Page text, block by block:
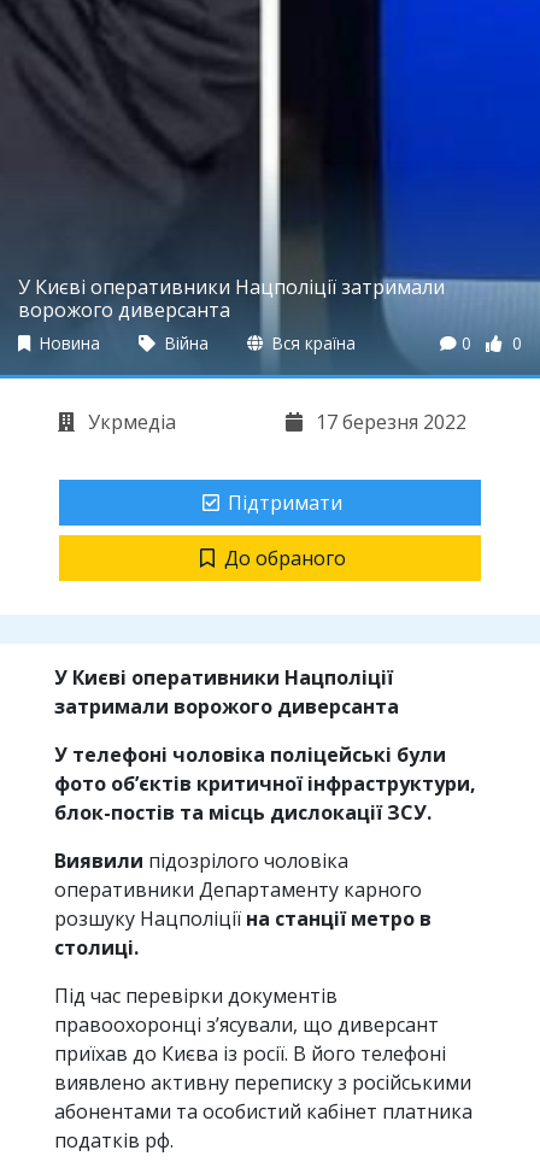
У Києві оперативники Нацполіції затримали
ворожого диверсанта
Новина Війна Вся країна 0 0
Укрмедіа 17 березня 2022
Підтримати
До обраного
У Києві оперативники Нацполіції
затримали ворожого диверсанта
У телефоні чоловіка поліцейські були
фото об’єктів критичної інфраструктури,
блок-постів та місць дислокації ЗСУ.
Виявили підозрілого чоловіка
оперативники Департаменту карного
розшуку Нацполіції на станції метро в
столиці.
Під час перевірки документів
правоохоронці з’ясували, що диверсант
приїхав до Києва із росії. В його телефоні
виявлено активну переписку з російськими
абонентами та особистий кабінет платника
податків рф.